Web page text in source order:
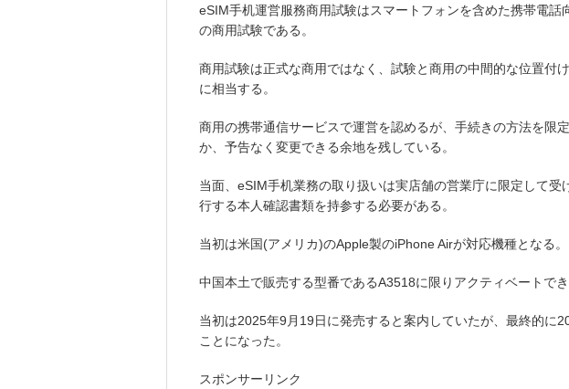
eSIM手机運営服務商用試験はスマートフォンを含めた携帯電話
の商用試験である。
商用試験は正式な商用ではなく、試験と商用の中間的な位置付
に相当する。
商用の携帯通信サービスで運営を認めるが、手続きの方法を限
か、予告なく変更できる余地を残している。
当面、eSIM手机業務の取り扱いは実店舗の営業庁に限定して受
行する本人確認書類を持参する必要がある。
当初は米国(アメリカ)のApple製のiPhone Airが対応機種となる。
中国本土で販売する型番であるA3518に限りアクティベートでき
当初は2025年9月19日に発売すると案内していたが、最終的に
ことになった。
スポンサーリンク